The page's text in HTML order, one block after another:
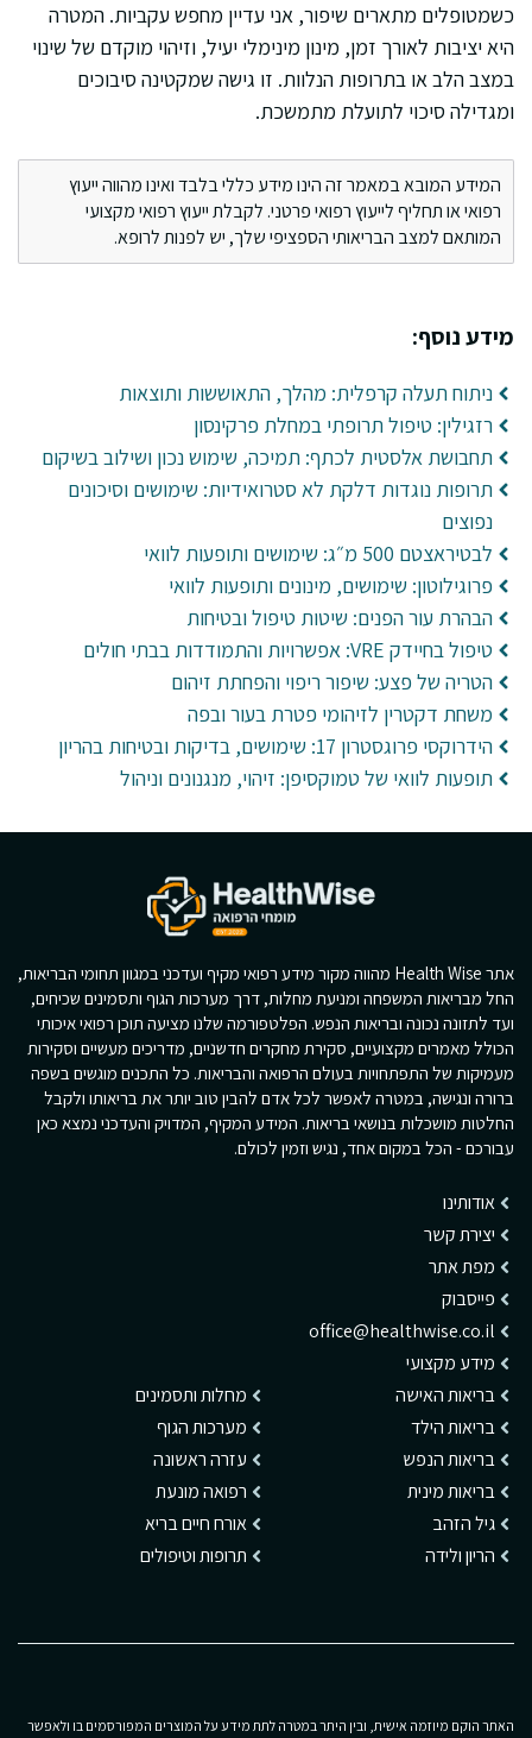
כשמטופלים מתארים שיפור, אני עדיין מחפש עקביות. המטרה
היא יציבות לאורך זמן, מינון מינימלי יעיל, וזיהוי מוקדם של שינוי
במצב הלב או בתרופות הנלוות. זו גישה שמקטינה סיבוכים
ומגדילה סיכוי לתועלת מתמשכת.
המידע המובא במאמר זה הינו מידע כללי בלבד ואינו מהווה ייעוץ
רפואי או תחליף לייעוץ רפואי פרטני. לקבלת ייעוץ רפואי מקצועי
המותאם למצב הבריאותי הספציפי שלך, יש לפנות לרופא.
מידע נוסף:
ניתוח תעלה קרפלית: מהלך, התאוששות ותוצאות
רזגילין: טיפול תרופתי במחלת פרקינסון
תחבושת אלסטית לכתף: תמיכה, שימוש נכון ושילוב בשיקום
תרופות נוגדות דלקת לא סטרואידיות: שימושים וסיכונים
נפוצים
לבטיראצטם 500 מ״ג: שימושים ותופעות לוואי
פרוגילוטון: שימושים, מינונים ותופעות לוואי
הבהרת עור הפנים: שיטות טיפול ובטיחות
טיפול בחיידק VRE: אפשרויות והתמודדות בבתי חולים
הטריה של פצע: שיפור ריפוי והפחתת זיהום
משחת דקטרין לזיהומי פטרת בעור ובפה
הידרוקסי פרוגסטרון 17: שימושים, בדיקות ובטיחות בהריון
תופעות לוואי של טמוקסיפן: זיהוי, מנגנונים וניהול
אתר Health Wise מהווה מקור מידע רפואי מקיף ועדכני במגוון תחומי הבריאות,
החל מבריאות המשפחה ומניעת מחלות, דרך מערכות הגוף ותסמינים שכיחים,
ועד לתזונה נכונה ובריאות הנפש. הפלטפורמה שלנו מציעה תוכן רפואי איכותי
הכולל מאמרים מקצועיים, סקירת מחקרים חדשניים, מדריכים מעשיים וסקירות
מעמיקות של התפתחויות בעולם הרפואה והבריאות. כל התכנים מוגשים בשפה
ברורה ונגישה, במטרה לאפשר לכל אדם להבין טוב יותר את בריאותו ולקבל
החלטות מושכלות בנושאי בריאות. המידע המקיף, המדויק והעדכני נמצא כאן
עבורכם - הכל במקום אחד, נגיש וזמין לכולם.
אודותינו
יצירת קשר
מפת אתר
פייסבוק
office@healthwise.co.il
מידע מקצועי
בריאות האישה
בריאות הילד
בריאות הנפש
בריאות מינית
גיל הזהב
הריון ולידה
מחלות ותסמינים
מערכות הגוף
עזרה ראשונה
רפואה מונעת
אורח חיים בריא
תרופות וטיפולים
האתר הוקם מיוזמה אישית, ובין היתר במטרה לתת מידע על המוצרים המפורסמים בו ולאפשר